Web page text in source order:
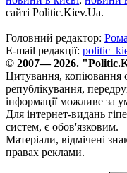
сайті Politic.Kiev.Ua.
Головний редактор:
E-mail редакції:
© 2007— 2026.
Цитування, копіювання
републікування,
інформації можливе за
Для інтернет-видань
систем, є обов'язковим.
Матеріали, відмічені
правах реклами.